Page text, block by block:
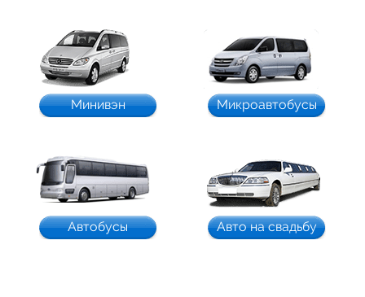
Минивэн Микроавтобусы
Автобусы Авто на свадьбу